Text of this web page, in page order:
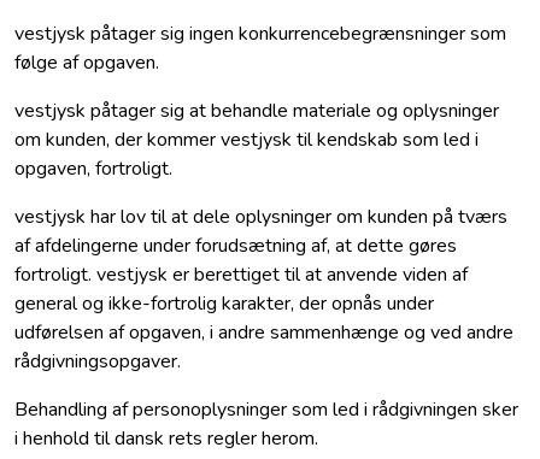
vestjysk påtager sig ingen konkurrencebegrænsninger som
følge af opgaven.
vestjysk påtager sig at behandle materiale og oplysninger
om kunden, der kommer vestjysk til kendskab som led i
opgaven, fortroligt.
vestjysk har lov til at dele oplysninger om kunden på tværs
af afdelingerne under forudsætning af, at dette gøres
fortroligt. vestjysk er berettiget til at anvende viden af
general og ikke-fortrolig karakter, der opnås under
udførelsen af opgaven, i andre sammenhænge og ved andre
rådgivningsopgaver.
Behandling af personoplysninger som led i rådgivningen sker
i henhold til dansk rets regler herom.